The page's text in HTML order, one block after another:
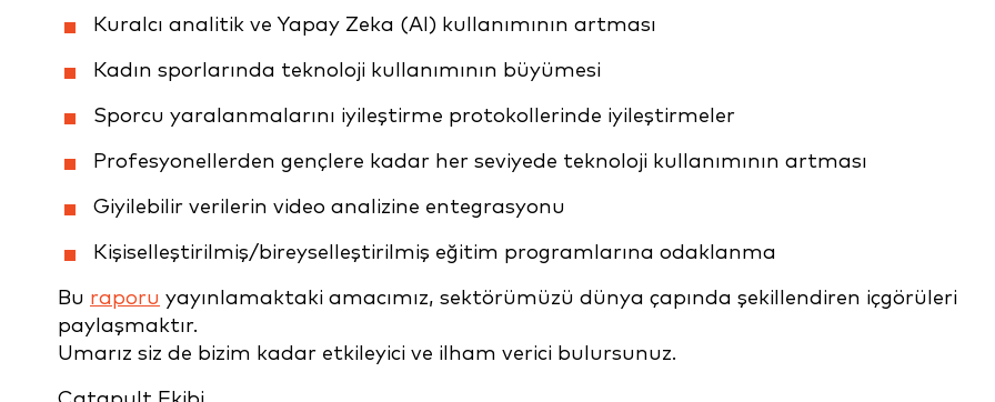
Kuralcı analitik ve Yapay Zeka (AI) kullanımının artması
Kadın sporlarında teknoloji kullanımının büyümesi
Sporcu yaralanmalarını iyileştirme protokollerinde iyileştirmeler
Profesyonellerden gençlere kadar her seviyede teknoloji kullanımının artması
Giyilebilir verilerin video analizine entegrasyonu
Kişiselleştirilmiş/bireyselleştirilmiş eğitim programlarına odaklanma
Bu raporu yayınlamaktaki amacımız, sektörümüzü dünya çapında şekillendiren içgörüleri
paylaşmaktır.
Umarız siz de bizim kadar etkileyici ve ilham verici bulursunuz.